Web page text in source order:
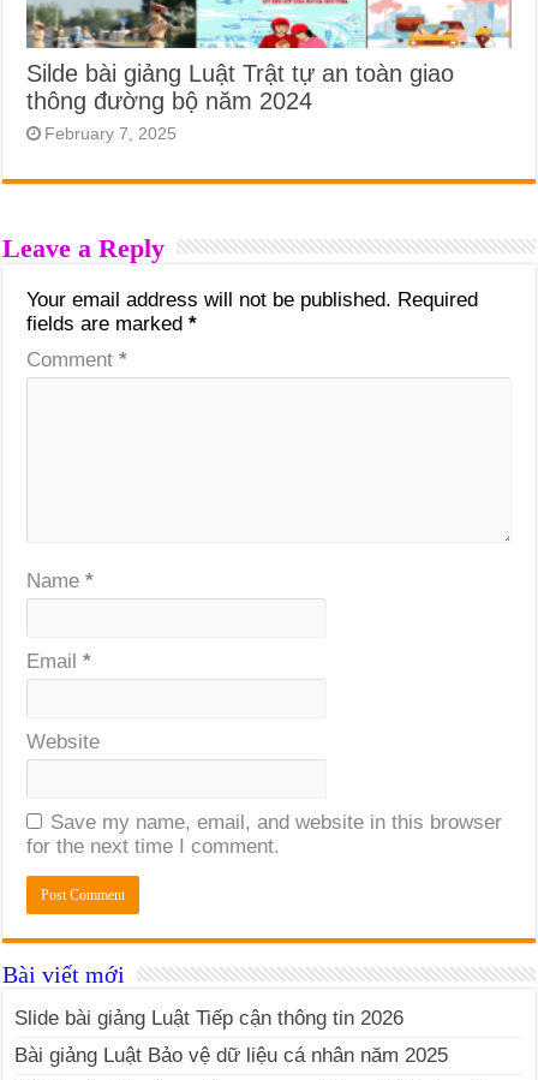
Silde bài giảng Luật Trật tự an toàn giao
thông đường bộ năm 2024
February 7, 2025
Leave a Reply
Your email address will not be published. Required
fields are marked*
Comment*
Name*
Email*
Website
Save my name, email, and website in this browser
for the next time I comment.
Bài viết mới
Slide bài giảng Luật Tiếp cận thông tin 2026
Bài giảng Luật Bảo vệ dữ liệu cá nhân năm 2025